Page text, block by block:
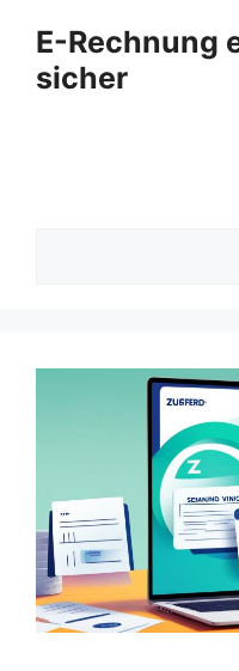
Inhalt
springen
E-Rechnung
sicher